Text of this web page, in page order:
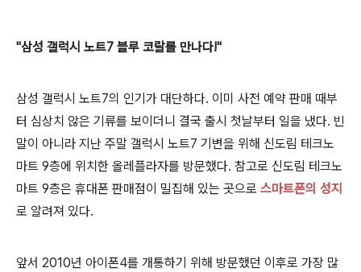
"삼성 갤럭시 노트7 블루 코랄를 만나다!"
삼성 갤럭시 노트7의 인기가 대단하다. 이미 사전 예약 판매 때부
터 심상치 않은 기류를 보이더니 결국 출시 첫날부터 일을 냈다. 빈
말이 아니라 지난 주말 갤럭시 노트7 기변을 위해 신도림 테크노
마트 9층에 위치한 올레플라자를 방문했다. 참고로 신도림 테크노
마트 9층은 휴대폰 판매점이 밀집해 있는 곳으로 스마트폰의 성지
로 알려져 있다.
앞서 2010년 아이폰4를 개통하기 위해 방문했던 이후로 가장 많